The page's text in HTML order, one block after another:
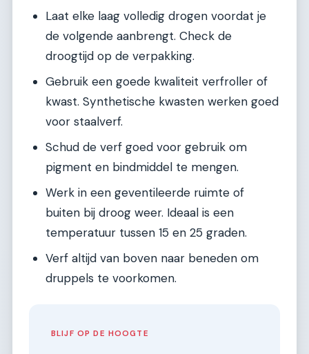
Laat elke laag volledig drogen voordat je
de volgende aanbrengt. Check de
droogtijd op de verpakking.
Gebruik een goede kwaliteit verfroller of
kwast. Synthetische kwasten werken goed
voor staalverf.
Schud de verf goed voor gebruik om
pigment en bindmiddel te mengen.
Werk in een geventileerde ruimte of
buiten bij droog weer. Ideaal is een
temperatuur tussen 15 en 25 graden.
Verf altijd van boven naar beneden om
druppels te voorkomen.
BLIJF OP DE HOOGTE